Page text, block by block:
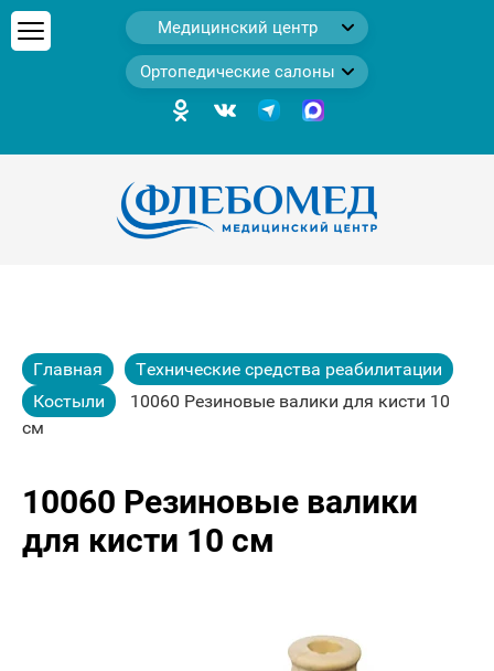
Медицинский центр
Ортопедические салоны
Главная
Технические средства реабилитации
Костыли
10060 Резиновые валики для кисти 10
см
10060 Резиновые валики
для кисти 10 см